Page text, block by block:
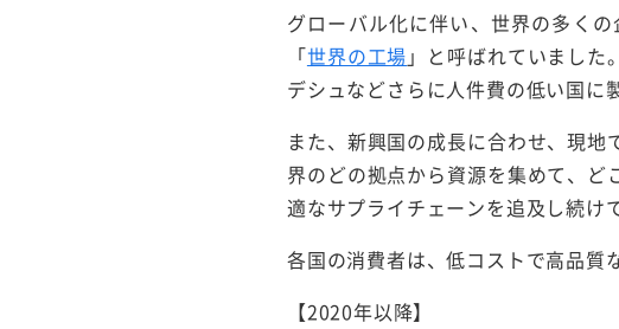
グローバル化に伴い、世界の多く
「世界の工場 」と呼ばれていまし
デシュなどさらに人件費の低い国に
また、新興国の成長に合わせ、現
界のどの拠点から資源を集めて、
適なサプライチェーンを追及し続け
各国の消費者は、低コストで高品質
【2020年以降】